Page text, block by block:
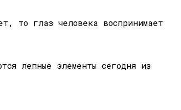
то глаз человека воспринимает
лепные элементы сегодня из